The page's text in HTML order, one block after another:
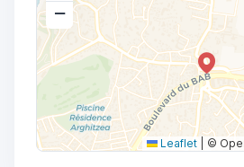
−
Leaflet ©